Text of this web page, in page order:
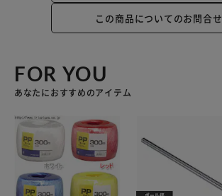
この商品についてのお問合せ
FOR YOU
あなたにおすすめのアイテム